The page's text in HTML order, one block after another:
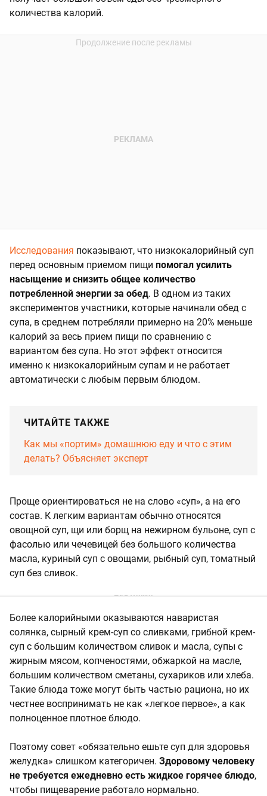
количества калорий.
Исследования показывают, что низкокалорийный суп
перед основным приемом пищи помогал усилить
насыщение и снизить общее количество
потребленной энергии за обед. В одном из таких
экспериментов участники, которые начинали обед с
супа, в среднем потребляли примерно на 20% меньше
калорий за весь прием пищи по сравнению с
вариантом без супа. Но этот эффект относится
именно к низкокалорийным супам и не работает
автоматически с любым первым блюдом.
ЧИТАЙТЕ ТАКЖЕ
Как мы «портим» домашнюю еду и что с этим
делать? Объясняет эксперт
Проще ориентироваться не на слово «суп», а на его
состав. К легким вариантам обычно относятся
овощной суп, щи или борщ на нежирном бульоне, суп с
фасолью или чечевицей без большого количества
масла, куриный суп с овощами, рыбный суп, томатный
суп без сливок.
Более калорийными оказываются наваристая
солянка, сырный крем-суп со сливками, грибной крем-
суп с большим количеством сливок и масла, супы с
жирным мясом, копченостями, обжаркой на масле,
большим количеством сметаны, сухариков или хлеба.
Такие блюда тоже могут быть частью рациона, но их
честнее воспринимать не как «легкое первое», а как
полноценное плотное блюдо.
Поэтому совет «обязательно ешьте суп для здоровья
желудка» слишком категоричен. Здоровому человеку
не требуется ежедневно есть жидкое горячее блюдо,
чтобы пищеварение работало нормально.